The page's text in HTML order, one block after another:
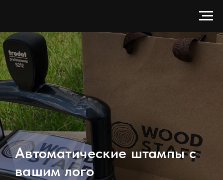
Автоматические штампы с
вашим лого